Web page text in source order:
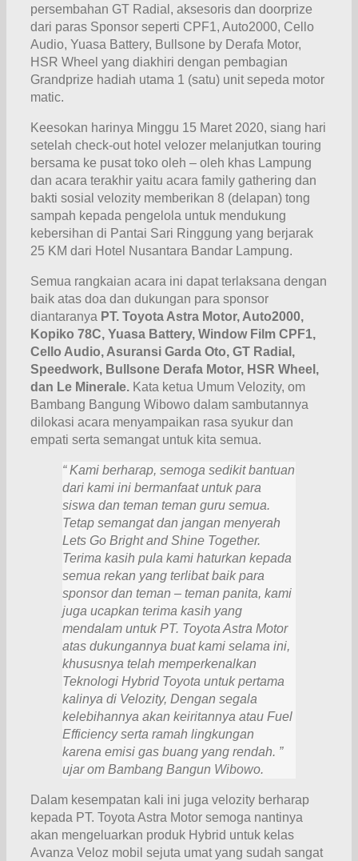
persembahan GT Radial, aksesoris dan doorprize
dari paras Sponsor seperti CPF1, Auto2000, Cello
Audio, Yuasa Battery, Bullsone by Derafa Motor,
HSR Wheel yang diakhiri dengan pembagian
Grandprize hadiah utama 1 (satu) unit sepeda motor
matic.
Keesokan harinya Minggu 15 Maret 2020, siang hari
setelah check-out hotel velozer melanjutkan touring
bersama ke pusat toko oleh – oleh khas Lampung
dan acara terakhir yaitu acara family gathering dan
bakti sosial velozity memberikan 8 (delapan) tong
sampah kepada pengelola untuk mendukung
kebersihan di Pantai Sari Ringgung yang berjarak
25 KM dari Hotel Nusantara Bandar Lampung.
Semua rangkaian acara ini dapat terlaksana dengan
baik atas doa dan dukungan para sponsor
diantaranya PT. Toyota Astra Motor, Auto2000,
Kopiko 78C, Yuasa Battery, Window Film CPF1,
Cello Audio, Asuransi Garda Oto, GT Radial,
Speedwork, Bullsone Derafa Motor, HSR Wheel,
dan Le Minerale. Kata ketua Umum Velozity, om
Bambang Bangung Wibowo dalam sambutannya
dilokasi acara menyampaikan rasa syukur dan
empati serta semangat untuk kita semua.
“ Kami berharap, semoga sedikitbantuan
dari kami ini bermanfaat untukpara
siswa dan teman teman guru semua.
Tetap semangat dan jangan menyerah
Lets Go Bright and Shine Together.
Terima kasih pula kami haturkan kepada
semua rekan yang terlibat baik para
sponsor dan teman – teman panita, kami
juga ucapkan terima kasih yang
mendalam untuk PT. Toyota Astra Motor
atas dukungannya buat kami selama ini,
khususnya telah memperkenalkan
Teknologi Hybrid Toyota untuk pertama
kalinya di Velozity, Dengan segala
kelebihannya akan keiritannya atau Fuel
Efficiency serta ramah lingkungan
karena emisi gas buang yang rendah. ”
ujar om Bambang Bangun Wibowo.
Dalam kesempatan kali ini juga velozity berharap
kepada PT. Toyota Astra Motor semoga nantinya
akan mengeluarkan produk Hybrid untuk kelas
Avanza Veloz mobil sejuta umat yang sudah sangat